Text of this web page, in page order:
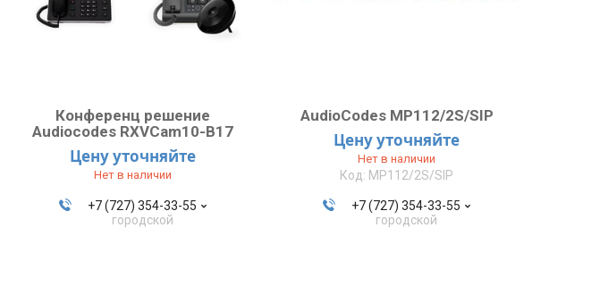
Конференц решение
Audiocodes RXVCam10-B17
Цену уточняйте
Нет в наличии
+7 (727) 354-33-55
городской
AudioCodes MP112/2S/SIP
Цену уточняйте
Нет в наличии
MP112/2S/SIP
+7 (727) 354-33-55
городской